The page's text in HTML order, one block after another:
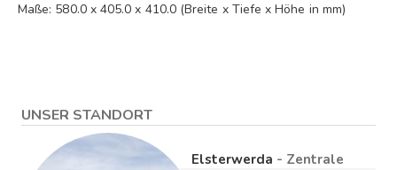
Maße: 580.0 x 405.0 x 410.0 (Breite x Tiefe x Höhe in mm)
UNSER STANDORT
Elsterwerda - Zentrale